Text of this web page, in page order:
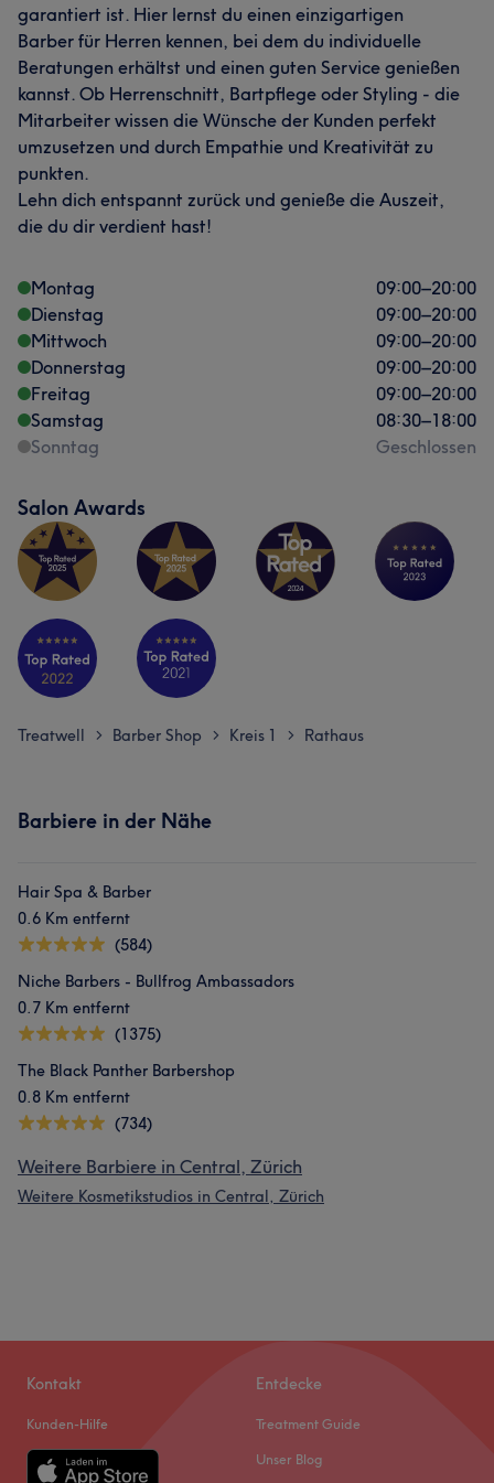
garantiert ist. Hier lernst du einen einzigartigen
Barber für Herren kennen, bei dem du individuelle
Beratungen erhältst und einen guten Service genießen
kannst. Ob Herrenschnitt, Bartpflege oder Styling - die
Mitarbeiter wissen die Wünsche der Kunden perfekt
umzusetzen und durch Empathie und Kreativität zu
punkten.
Lehn dich entspannt zurück und genieße die Auszeit,
die du dir verdient hast!
Montag 09:00–20:00
Dienstag
09:00–20:00
Mittwoch
09:00–20:00
Donnerstag
09:00–20:00
Freitag
09:00–20:00
Samstag
08:30–18:00
Sonntag
Geschlossen
Salon Awards
Treatwell > Barber Shop > Kreis 1 > Rathaus
Barbiere in der Nähe
Hair Spa & Barber
0.6 Km entfernt
(584)
Niche Barbers - Bullfrog Ambassadors
0.7 Km entfernt
(1375)
The Black Panther Barbershop
0.8 Km entfernt
(734)
Weitere Barbiere in Central, Zürich
Weitere Kosmetikstudios in Central, Zürich
Kontakt
Kunden-Hilfe
Entdecke
Treatment Guide
Unser Blog